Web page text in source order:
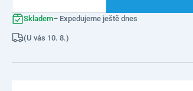
Skladem– Expedujeme ještě dnes
(U vás 10. 8.)